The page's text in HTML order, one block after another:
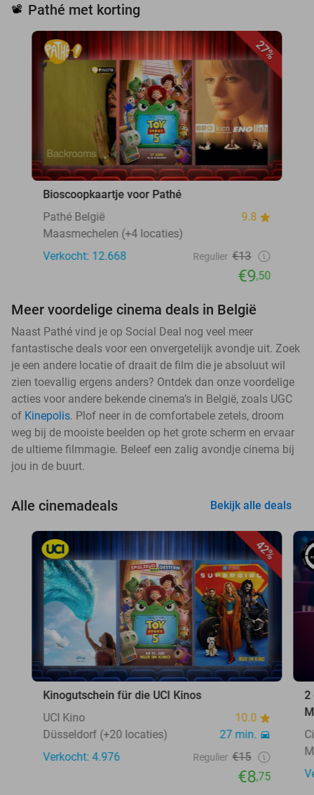
📽️ Pathé met korting
27%
Bioscoopkaartje voor Pathé
Pathé België
9.8
Maasmechelen (+4 locaties)
Verkocht: 12.668
Regulier €13
€9,50
Meer voordelige cinema deals in België
Naast Pathé vind je op Social Deal nog veel meer
fantastische deals voor een onvergetelijk avondje uit. Zoek
je een andere locatie of draait de film die je absoluut wil
zien toevallig ergens anders? Ontdek dan onze voordelige
acties voor andere bekende cinema’s in België, zoals UGC
of Kinepolis. Plof neer in de comfortabele zetels, droom
weg bij de mooiste beelden op het grote scherm en ervaar
de ultieme filmmagie. Beleef een zalig avondje cinema bij
jou in de buurt.
Alle cinemadeals Bekijk alle deals
42%
Kinogutschein für die UCI Kinos
UCI Kino
10.0
Düsseldorf (+20 locaties)
27 min.
Verkocht: 4.976
Regulier €15
€8,75
2